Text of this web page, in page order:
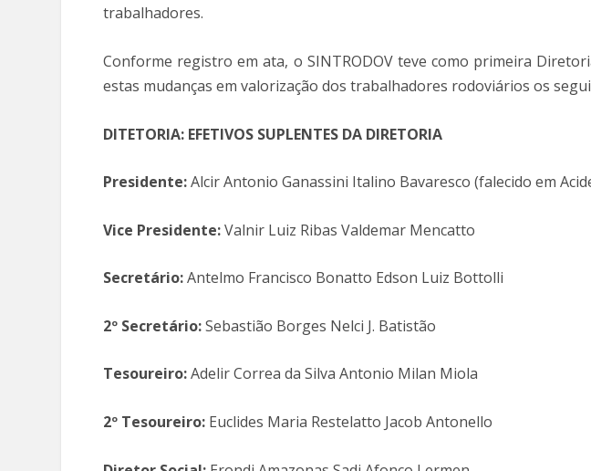
trabalhadores.
Conforme registro em ata, o SINTRODOV teve como primeira
estas mudanças em valorização dos trabalhadores rodoviários os
DITETORIA: EFETIVOS SUPLENTES DA DIRETORIA
Presidente:Alcir Antonio Ganassini Italino Bavaresco (falecido em
Vice Presidente:Valnir Luiz Ribas Valdemar Mencatto
Secretário:Antelmo Francisco Bonatto Edson Luiz Bottolli
2º Secretário:Sebastião Borges Nelci J. Batistão
Tesoureiro:Adelir Correa da Silva Antonio Milan Miola
2º Tesoureiro: Euclides Maria Restelatto Jacob Antonello